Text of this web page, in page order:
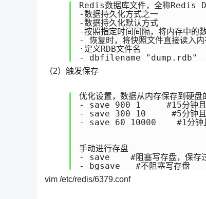
Redis数据库文件，全称Redis
-数据持久化方式之一
-数据持久化默认方式
-按照指定时间间隔，将内存中
- 恢复时，将快照文件直接读入内
·定义RDB文件名
- dbfilename "dump.rdb"
（2）触发保存
优化设置，数据从内存保存到硬盘
- save 900 1     #15分钟且
- save 300 10     #5分钟且
- save 60 10000    #1分钟且
手动进行存盘
- save    #阻塞写存盘，保存
- bgsave   #不阻塞写存盘
vim /etc/redis/6379.conf